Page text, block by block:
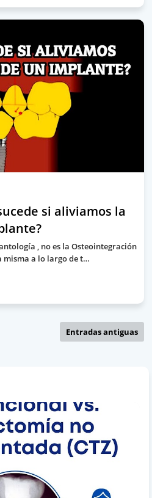
si aliviamos la
, no es la Osteointegración
misma a lo largo de t…
Entradas antiguas